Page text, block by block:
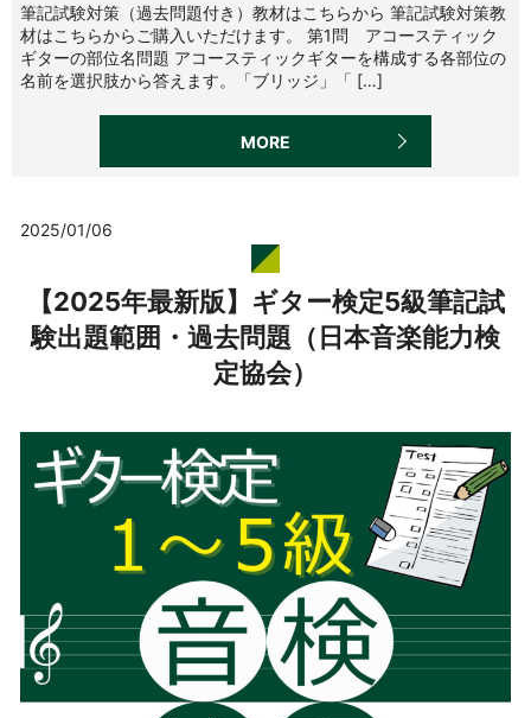
筆記試験対策（過去問題付き）教材はこちらから 筆記試験対策教
材はこちらからご購入いただけます。 第1問 アコースティック
ギターの部位名問題 アコースティックギターを構成する各部位の
名前を選択肢から答えます。「ブリッジ」「 […]
MORE
2025/01/06
【2025年最新版】ギター検定5級筆記試
験出題範囲・過去問題（日本音楽能力検
定協会）